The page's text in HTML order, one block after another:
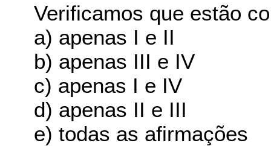
Verificamos que estão
a) apenas I e II
b) apenas III e IV
c) apenas I e IV
d) apenas II e III
e) todas as afirmações